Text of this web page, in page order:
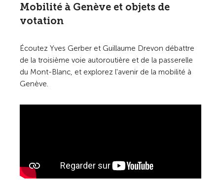
Mobilité à Genève et objets de
votation
Écoutez Yves Gerber et Guillaume Drevon débattre
de la troisième voie autoroutière et de la passerelle
du Mont-Blanc, et explorez l'avenir de la mobilité à
Genève.